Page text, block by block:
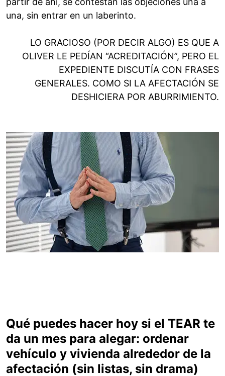
una, sin entrar en un laberinto.
LO GRACIOSO (POR DECIR ALGO) ES QUE A
OLIVER LE PEDÍAN “ACREDITACIÓN”, PERO EL
EXPEDIENTE DISCUTÍA CON FRASES
GENERALES. COMO SI LA AFECTACIÓN SE
DESHICIERA POR ABURRIMIENTO.
Qué puedes hacer hoy si el TEAR te
da un mes para alegar: ordenar
vehículo y vivienda alrededor de la
afectación (sin listas, sin drama)